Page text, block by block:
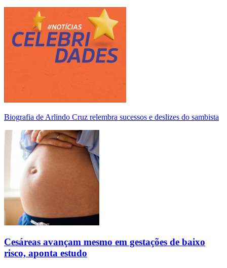
Biografia de Arlindo Cruz relembra sucessos e deslizes do sambista
Cesáreas avançam mesmo em gestações de baixo
risco, aponta estudo